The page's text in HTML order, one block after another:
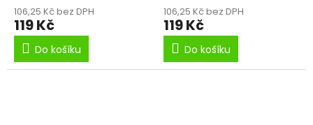
106,25 Kč bez DPH
119 Kč
Do košíku
106,25 Kč bez DPH
119 Kč
Do košíku